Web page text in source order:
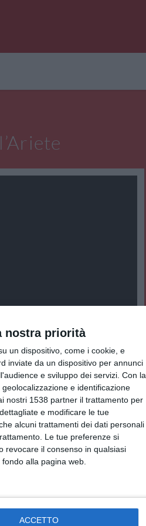
nostra priorità
un dispositivo, come i cookie, e
inviate da un dispositivo per annunci
e sviluppo dei servizi. Con la
e identificazione
nostri 1538 partner il trattamento per
e modificare le tue
alcuni trattamenti dei dati personali
Le tue preferenze si
revocare il consenso in qualsiasi
alla pagina web.
ACCETTO